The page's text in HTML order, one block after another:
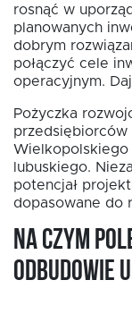
rosnąć w
planowanych
dobrym
połączyć cele
operacyjnym.
Pożyczka
przedsiębiorców
Wielkopolskiego
lubuskiego.
potencjał
dopasowane do
Na czym
odbudowie